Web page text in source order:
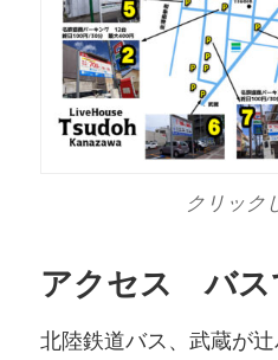
クリック
アクセス バス
北陸鉄道バス、武蔵が